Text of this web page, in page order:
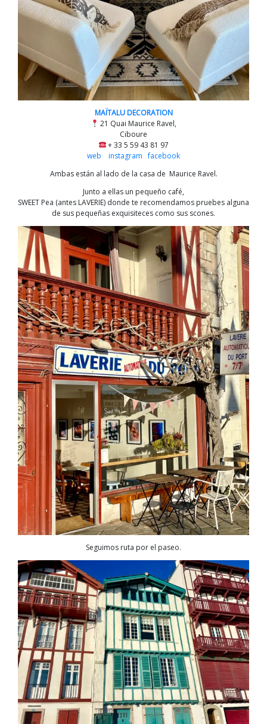
MAÏTALU DECORATION
21 Quai Maurice Ravel,
Ciboure
+ 33 5 59 43 81 97
web
instagram facebook
Ambas están al lado de la casa de Maurice Ravel.
Junto a ellas un pequeño café,
SWEET Pea (antes LAVERIE) donde te recomendamos pruebes alguna
de sus pequeñas exquisiteces como sus scones.
Seguimos ruta por el paseo.